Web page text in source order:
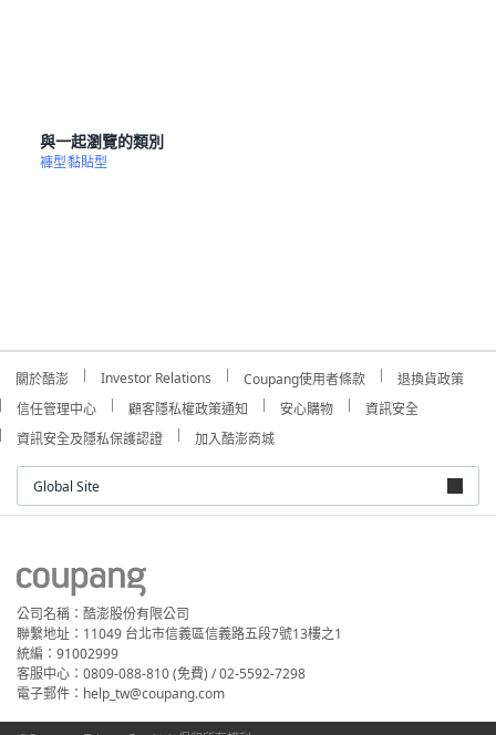
與一起瀏覽的類別
褲型黏貼型
關於酷澎 Investor Relations Coupang使用者條款
退換貨政策
信任管理中心
顧客隱私權政策通知 安心購物
資訊安全
資訊安全及隱私保護認證
加入酷澎商城
Global Site
公司名稱：酷澎股份有限公司
聯繫地址：11049 台北市信義區信義路五段7號13樓之1
統編：91002999
客服中心：0809-088-810 (免費) / 02-5592-7298
電子郵件：help_tw@coupang.com